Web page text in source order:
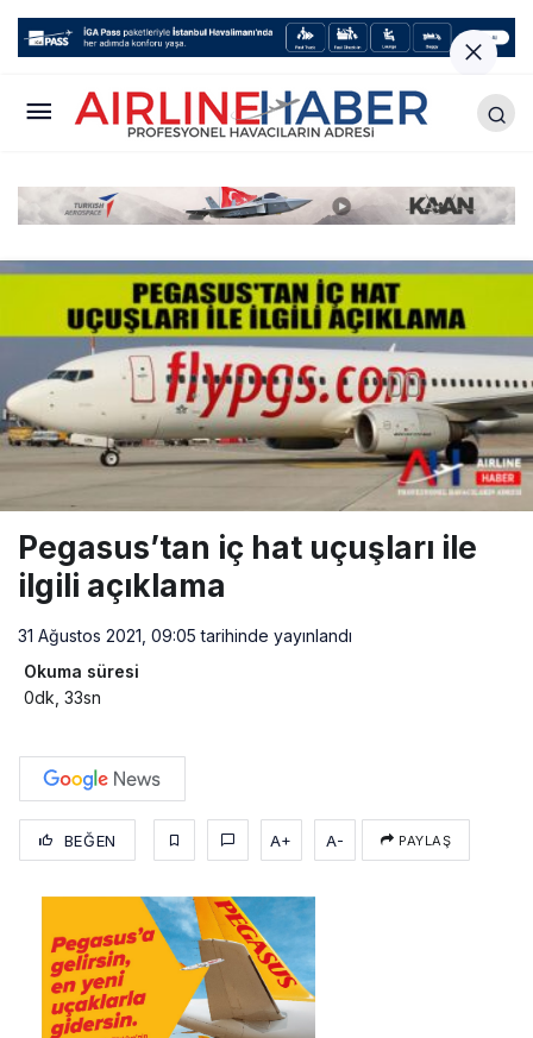
Pegasus’tan iç hat uçuşları ile
ilgili açıklama
31 Ağustos 2021, 09:05 tarihinde yayınlandı
Okuma süresi
0dk, 33sn
BEĞEN A+ A- PAYLAŞ